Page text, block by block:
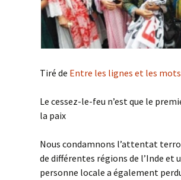
Tiré de Entre les lignes et les mots
Le cessez-le-feu n’est que le
la paix
Nous condamnons l’attentat
de différentes régions de l’Inde et
personne locale a également